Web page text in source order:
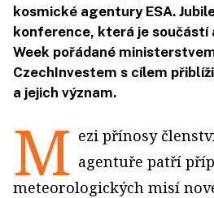
kosmické agentury ESA.
konference, která je součástí
Week pořádané
CzechInvestem s cílem
a jejich význam.
M ezi přínosy
agentuře patří
meteorologických misí